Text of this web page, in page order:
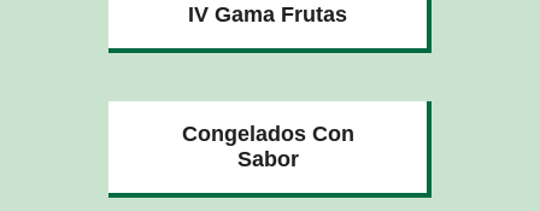
IV Gama Frutas
Congelados Con
Sabor